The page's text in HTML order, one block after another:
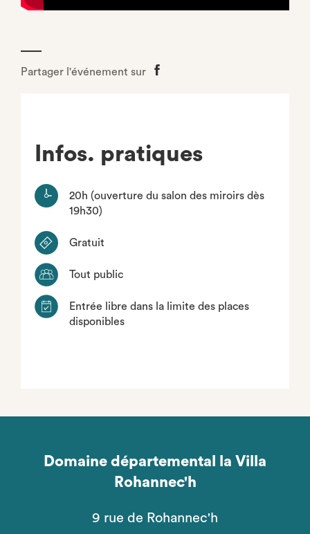
Partager l'événement sur
Partager
Infos. pratiques
20h (ouverture du salon des miroirs dès
19h30)
Gratuit
Tout public
Entrée libre dans la limite des places
disponibles
Domaine départemental la Villa
Rohannec'h
9 rue de Rohannec'h